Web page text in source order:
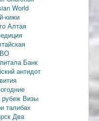
World
кижи
Алтая
Банк
антидот
рубеж Визы
талибах
Два